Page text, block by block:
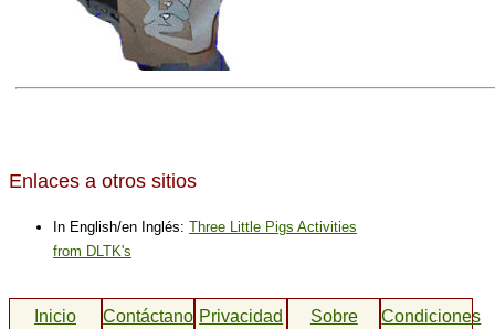
Enlaces a otros sitios
In English/en Inglés: Three Little Pigs Activities
from DLTK's
Inicio ContáctanosPrivacidad
Sobre
Condiciones